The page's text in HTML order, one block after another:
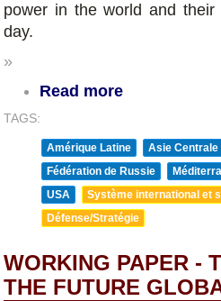
power in the world and
day.
»
Read more
TAGS:
Amérique Latine
Asie Centrale
Fédération de Russie
USA
Système international et
Défense/Stratégie
WORKING PAPER -
THE FUTURE